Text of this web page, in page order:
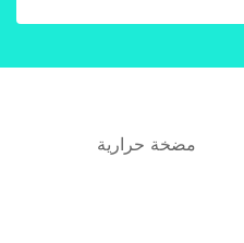
مضخة حرارية